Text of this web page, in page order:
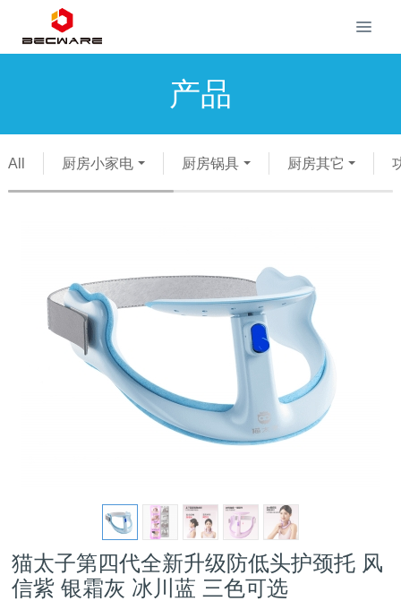
产品
All 厨房小家电 厨房锅具 厨房其它
猫太子第四代全新升级防低头护颈托 风
信紫 银霜灰 冰川蓝 三色可选